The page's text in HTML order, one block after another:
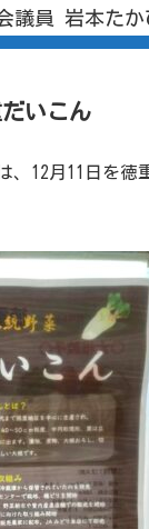
議員 岩本たか
いこん
、12月11日を徳